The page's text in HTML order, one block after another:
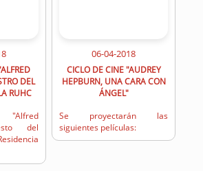
DEL
RUHC
"Alfred
del
06-04-2018
CICLO DE CINE "AUDREY
HEPBURN, UNA CARA CON
ÁNGEL"
Se proyectarán las
siguientes películas: